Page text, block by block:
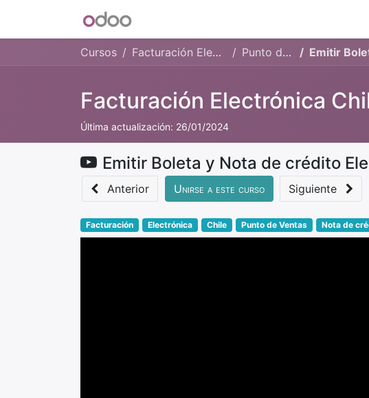
Cursos Facturación Electrónica Chile Punto de Ventas Emitir Boleta y
Facturación Electrónica
Última actualización: 26/01/2024
Anterior Unirse a este curso Siguiente
Facturación Electrónica Chile Punto de Ventas Nota de